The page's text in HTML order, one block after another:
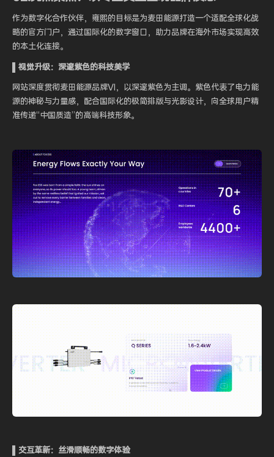
作为数字化合作伙伴，雍熙的目标是为麦田能源打造一个适配全球化战
略的官方门户，通过国际化的数字窗口，助力品牌在海外市场实现高效
的本土化连接。
▌视觉升级：深邃紫色的科技美学
网站深度贯彻麦田能源品牌VI，以深邃紫色为主调。紫色代表了电力能
源的神秘与力量感，配合国际化的极简排版与光影设计，向全球用户精
准传递“中国质造”的高端科技形象。
▌交互革新：丝滑顺畅的数字体验